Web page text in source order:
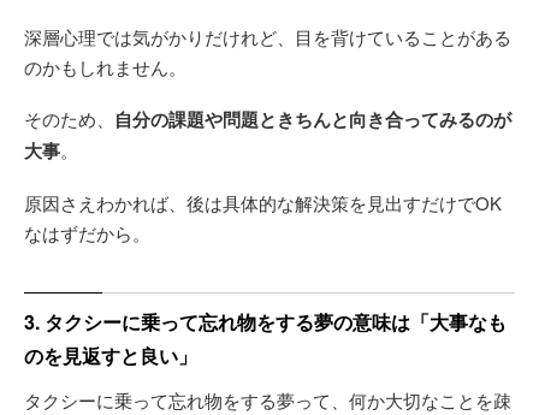
深層心理では気がかりだけれど、目を背けていることがある
のかもしれません。
そのため、 自分の課題や問題ときちんと向き合ってみるのが
大事。
原因さえわかれば、後は具体的な解決策を見出すだけでOK
なはずだから。
3. タクシーに乗って忘れ物をする夢の意味は「大事なも
のを見返すと良い」
タクシーに乗って忘れ物をする夢って、何か大切なことを疎